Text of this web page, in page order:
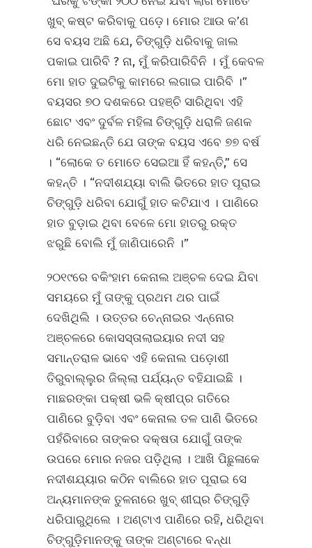
ଖୁବ୍‌ କଷ୍ଟ କରିବାକୁ ପଡ଼େ। ମୋର ଆଉ କ’ଣ
ସେ ବୟସ ଅଛି ଯେ, ଚିଙ୍ଗୁଡ଼ି ଧରିବାକୁ ଜାଲ
ପକାଇ ପାରିବି ? ନା, ମୁଁ କରିପାରିବିନି । ମୁଁ କେବଳ
ମୋ ହାତ ଦୁଇଟିକୁ କାମରେ ଲଗାଇ ପାରିବି ।”
ବୟସର ୭୦ ଦଶକରେ ପହଞ୍ଚି ସାରିଥିବା ଏହି
ଛୋଟ ଏବଂ ଦୁର୍ବଳ ମହିଳା ଚିଙ୍ଗୁଡ଼ି ଧରାଳି ଜଣକ
ଧରି ନେଇଛନ୍ତି ଯେ ତାଙ୍କ ବୟସ ଏବେ ୭୭ ବର୍ଷ
। “ଲୋକେ ତ ମୋତେ ସେଇଆ ହିଁ କହନ୍ତି,” ସେ
କହନ୍ତି । “ନଦୀଶଯ୍ୟା ବାଲି ଭିତରେ ହାତ ପୂରାଇ
ଚିଙ୍ଗୁଡ଼ି ଧରିବା ଯୋଗୁଁ ହାତ କଟିଯାଏ । ପାଣିରେ
ହାତ ବୁଡ଼ାଇ ଥିବା ବେଳେ ମୋ ହାତରୁ ରକ୍ତ
ଝରୁଛି ବୋଲି ମୁଁ ଜାଣିପାରେନି ।”
୨୦୧୯ରେ ବକିଂହାମ କେନାଲ ଅଞ୍ଚଳ ଦେଇ ଯିବା
ସମୟରେ ମୁଁ ତାଙ୍କୁ ପ୍ରଥମ ଥର ପାଇଁ
ଦେଖିଥିଲି । ଉତ୍ତର ଚେନ୍ନାଇର ଏନ୍ନୋର
ଅଞ୍ଚଳରେ କୋସସ୍‌ତାଲାଇୟାର ନଦୀ ସହ
ସମାନ୍ତରାଳ ଭାବେ ଏହି କେନାଲ ପଡ଼ୋଶୀ
ତିରୁବାଲ୍ଲୁର ଜିଲ୍ଲା ପର୍ଯ୍ୟନ୍ତ ବହିଯାଇଛି ।
ମାଛରଙ୍କା ପକ୍ଷୀ ଭଳି କ୍ଷୀପ୍ର ଗତିରେ
ପାଣିରେ ବୁଡ଼ିବା ଏବଂ କେନାଲ ତଳ ପାଣି ଭିତରେ
ପହଁରିବାରେ ତାଙ୍କର ଦକ୍ଷତା ଯୋଗୁଁ ତାଙ୍କ
ଉପରେ ମୋର ନଜର ପଡ଼ିଥିଲା । ଆଖି ପିଛୁଳାକେ
ନଦୀଶଯ୍ୟାର କଠିନ ବାଲିରେ ହାତ ପୂରାଇ ସେ
ଅନ୍ୟମାନଙ୍କ ତୁଳନାରେ ଖୁବ୍‌ ଶୀଘ୍ର ଚିଙ୍ଗୁଡ଼ି
ଧରିପାରୁଥିଲେ । ଅଣ୍ଟାଏ ପାଣିରେ ରହି, ଧରିଥିବା
ଚିଙ୍ଗୁଡ଼ିମାନଙ୍କୁ ତାଙ୍କ ଅଣ୍ଟାରେ ବନ୍ଧା